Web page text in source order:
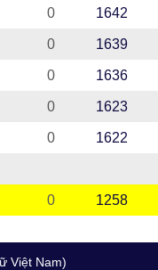
0 1642
0 1639
0 1636
0 1623
0 1622
0 1258
Việt Nam)